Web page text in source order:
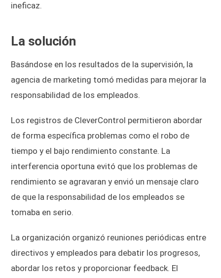
ineficaz.
La solución
Basándose en los resultados de la supervisión, la
agencia de marketing tomó medidas para mejorar la
responsabilidad de los empleados.
Los registros de CleverControl permitieron abordar
de forma específica problemas como el robo de
tiempo y el bajo rendimiento constante. La
interferencia oportuna evitó que los problemas de
rendimiento se agravaran y envió un mensaje claro
de que la responsabilidad de los empleados se
tomaba en serio.
La organización organizó reuniones periódicas entre
directivos y empleados para debatir los progresos,
abordar los retos y proporcionar feedback. El